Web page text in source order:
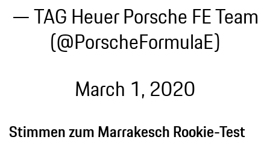
— TAG Heuer Porsche FE Team
(@PorscheFormulaE)
March 1, 2020
Stimmen zum Marrakesch Rookie-Test